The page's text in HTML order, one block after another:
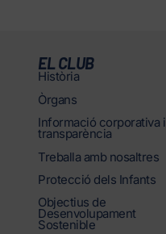
EL CLUB
Història
Òrgans
Informació corporativa i
transparència
Treballa amb nosaltres
Protecció dels Infants
Objectius de
Desenvolupament
Sostenible